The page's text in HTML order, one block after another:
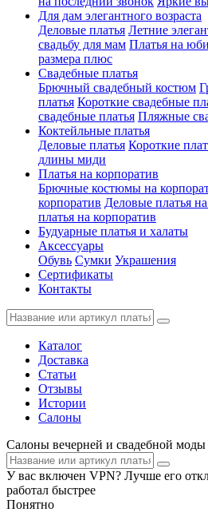
Для дам элегантного возраста
Деловые платья Летние
свадьбу для мам Платья на
размера плюс
Свадебные платья
Брючный свадебный костюм
платья Короткие свадебные
свадебные платья Пляжные
Коктейльные платья
Деловые платья Короткие
длины миди
Платья на корпоратив
Брючные костюмы на
корпоратив Деловые платья
платья на корпоратив
Будуарные платья и халаты
Аксессуары
Обувь Сумки Украшения
Сертификаты
Контакты
Каталог
Доставка
Статьи
Отзывы
Истории
Салоны
Салоны вечерней и свадебной моды
У вас включен VPN? Лучше его
работал быстрее
Понятно